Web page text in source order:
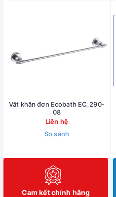
Vắt khăn đơn Ecobath EC_290-
08
Liên hệ
So sánh
Cam kết chính hãng